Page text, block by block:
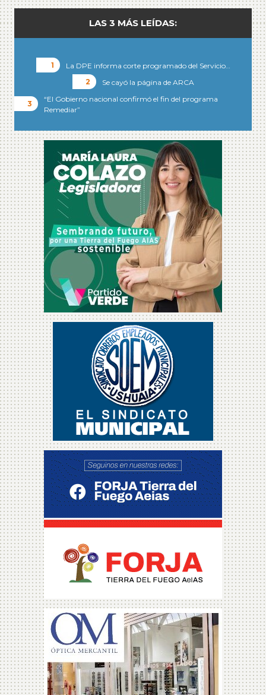
LAS 3 MÁS LEÍDAS:
La DPE informa corte programado del Servicio…
Se cayó la página de ARCA
“El Gobierno nacional confirmó el fin del programa
Remediar”